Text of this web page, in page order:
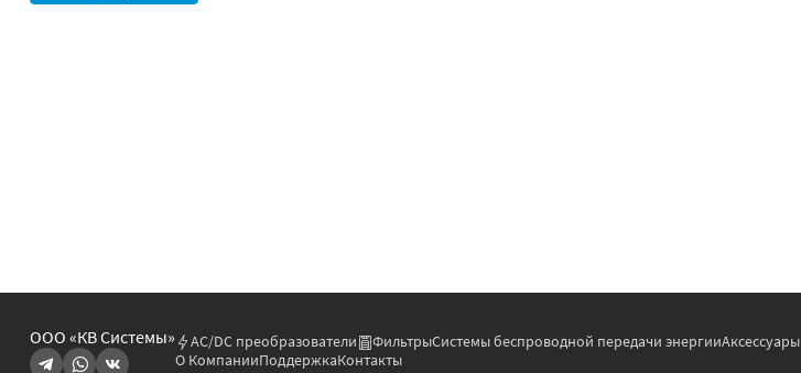
ООО «КВ Системы» AC/DC преобразователи ФильтрыСистемы беспроводной передачи энергииАксессуары
О КомпанииПоддержкаКонтакты